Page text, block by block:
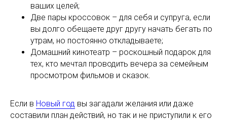
ваших целей;
Две пары кроссовок – для себя и супруга, если
вы долго обещаете друг другу начать бегать по
утрам, но постоянно откладываете;
Домашний кинотеатр – роскошный подарок для
тех, кто мечтал проводить вечера за семейным
просмотром фильмов и сказок.
Если в Новый год вы загадали желания или даже
составили план действий, но так и не приступили к его